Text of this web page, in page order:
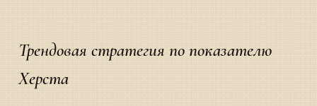
Трендовая стратегия по показателю
Херста